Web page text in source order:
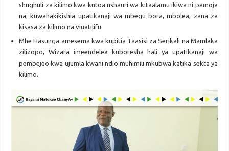
shughuli za kilimo kwa kutoa ushauri wa kitaalamu ikiwa ni pamoja
na; kuwahakikishia upatikanaji wa mbegu bora, mbolea, zana za
kisasa za kilimo na viuatilifu.
Mhe Hasunga amesema kwa kupitia Taasisi za Serikali na Mamlaka
zilizopo, Wizara imeendelea kuboresha hali ya upatikanaji wa
pembejeo kwa ujumla kwani ndio muhimili mkubwa katika sekta ya
kilimo.